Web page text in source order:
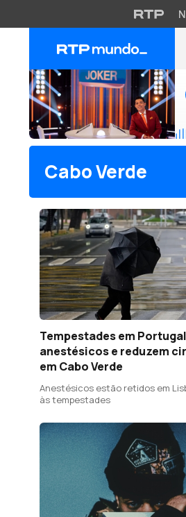
Cabo Verde
Tempestades em
anestésicos e reduzem
em Cabo Verde
Anestésicos estão retidos em
às tempestades